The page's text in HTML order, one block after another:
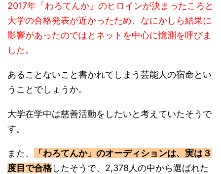
2017年「わろてんか」のヒロインが決まったころと
大学の合格発表が近かったため、なにかしら結果に
影響があったのではとネットを中心に憶測を呼びま
した。
あることないこと書かれてしまう芸能人の宿命とい
うことでしょうか。
大学在学中は慈善活動をしたいと考えていたそうで
す。
また、
「わろてんか」のオーディションは、実は３
度目で合格したそうで、2,378人の中から選ばれた